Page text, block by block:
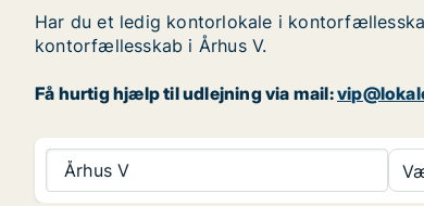
Har du et ledig kontorlokale i
kontorfællesskab i Århus V.
Få hurtig hjælp til udlejning via mail:
Århus V